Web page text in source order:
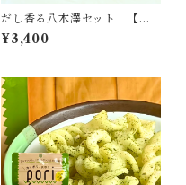
だし香る八木澤セット 【送
料込】
¥3,400